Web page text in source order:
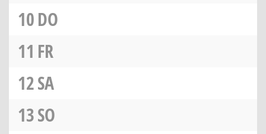
10DO
11 FR
12SA
13SO